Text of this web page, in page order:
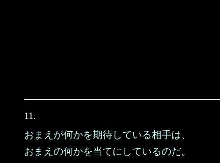
11.
おまえが何かを期待している相手は、
おまえの何かを当てにしているのだ。